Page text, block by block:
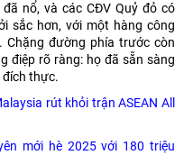
nổ, và các CĐV Quỷ đỏ có
sắc hơn, với một hàng công
Chặng đường phía trước còn
điệp rõ ràng: họ đã sẵn sàng
đích thực.
rút khỏi trận ASEAN All
mới hè 2025 với 180 triệu